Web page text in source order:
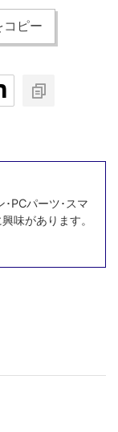
コピー
PCパーツ･スマ
味があります。